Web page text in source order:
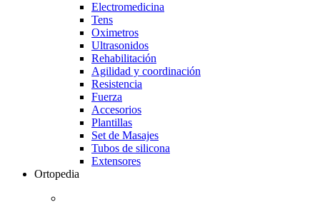
Electromedicina
Tens
Oximetros
Ultrasonidos
Rehabilitación
Agilidad y coordinación
Resistencia
Fuerza
Accesorios
Plantillas
Set de Masajes
Tubos de silicona
Extensores
Ortopedia